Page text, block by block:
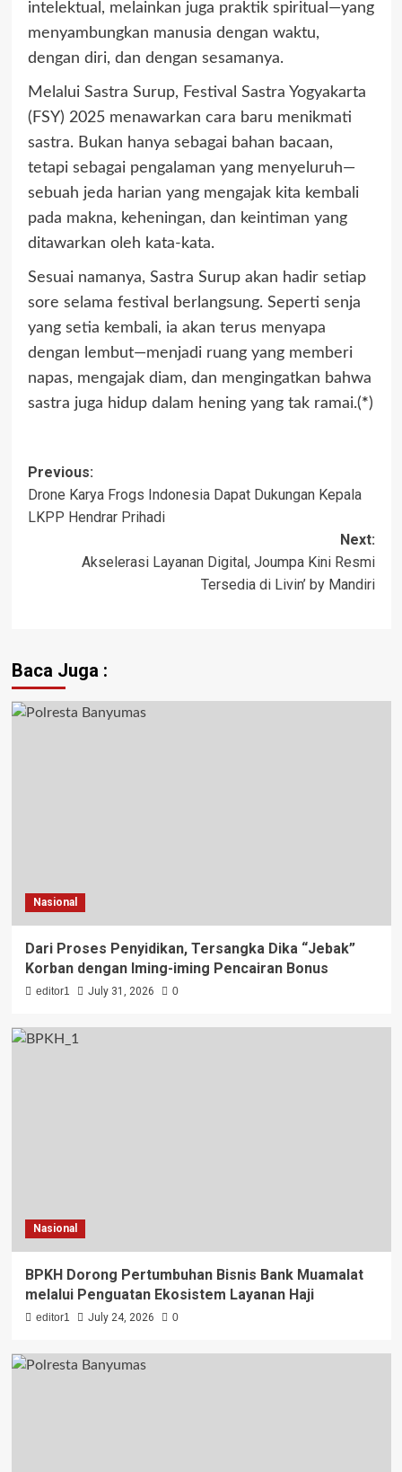
intelektual, melainkan juga praktik spiritual—yang
menyambungkan manusia dengan waktu,
dengan diri, dan dengan sesamanya.
Melalui Sastra Surup, Festival Sastra Yogyakarta
(FSY) 2025 menawarkan cara baru menikmati
sastra. Bukan hanya sebagai bahan bacaan,
tetapi sebagai pengalaman yang menyeluruh—
sebuah jeda harian yang mengajak kita kembali
pada makna, keheningan, dan keintiman yang
ditawarkan oleh kata-kata.
Sesuai namanya, Sastra Surup akan hadir setiap
sore selama festival berlangsung. Seperti senja
yang setia kembali, ia akan terus menyapa
dengan lembut—menjadi ruang yang memberi
napas, mengajak diam, dan mengingatkan bahwa
sastra juga hidup dalam hening yang tak ramai.(*)
Previous:
Drone Karya Frogs Indonesia Dapat Dukungan Kepala
LKPP Hendrar Prihadi
Next:
Akselerasi Layanan Digital, Joumpa Kini Resmi
Tersedia di Livin’ by Mandiri
Baca Juga :
Nasional
Dari Proses Penyidikan, Tersangka Dika “Jebak”
Korban dengan Iming-iming Pencairan Bonus
editor1 July 31, 2026 0
Nasional
BPKH Dorong Pertumbuhan Bisnis Bank Muamalat
melalui Penguatan Ekosistem Layanan Haji
editor1 July 24, 2026 0